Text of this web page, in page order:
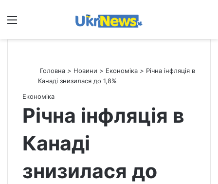
Меню
Головна > Новини > Економіка > Річна інфляція в
Канаді знизилася до 1,8%
Економіка
Річна інфляція в
Канаді
знизилася до